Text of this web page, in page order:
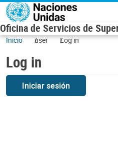
Skip to main content
Oficina de Servicios de
Inicio user Log in
Log in
Iniciar sesión